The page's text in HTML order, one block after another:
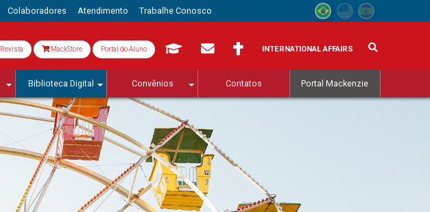
Colaboradores Atendimento Trabalhe Conosco
Revista MackStore Portal do Aluno INTERNATIONAL AFFAIRS
Biblioteca Digital Convênios Contatos Portal Mackenzie